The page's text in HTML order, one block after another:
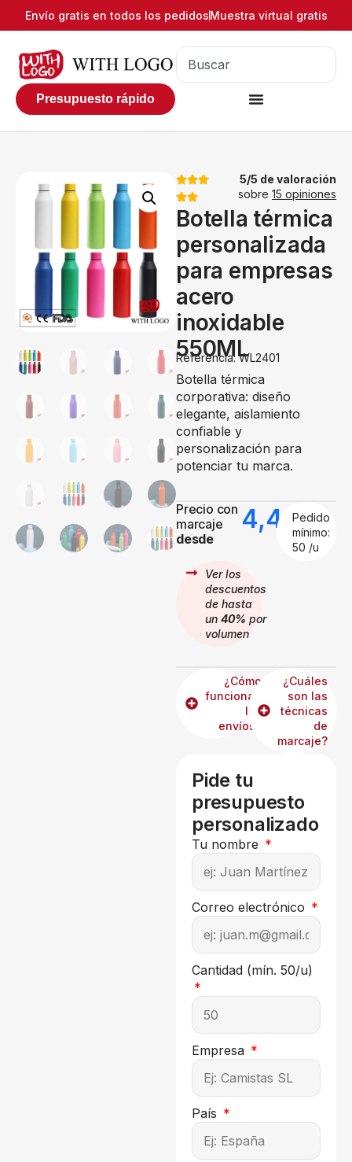
Envío gratis en todos los pedidosMuestra virtual gratis
Presupuesto rápido
5/5 de valoración
sobre 15 opiniones
Botella térmica
personalizada
para empresas
acero
inoxidable
550ML
Referencia: WL2401
Botella térmica
corporativa: diseño
elegante, aislamiento
confiable y
personalización para
potenciar tu marca.
Precio con
marcaje
desde
4,49€
Pedido
mínimo:
50 /u
Ver los
descuentos
de hasta
un 40% por
volumen
¿Cómo
funcionan
los
envíos?
¿Cuáles
son las
técnicas
de
marcaje?
Pide tu
presupuesto
personalizado
Tu nombre
Correo electrónico
Cantidad (mín. 50/u)
Empresa
País